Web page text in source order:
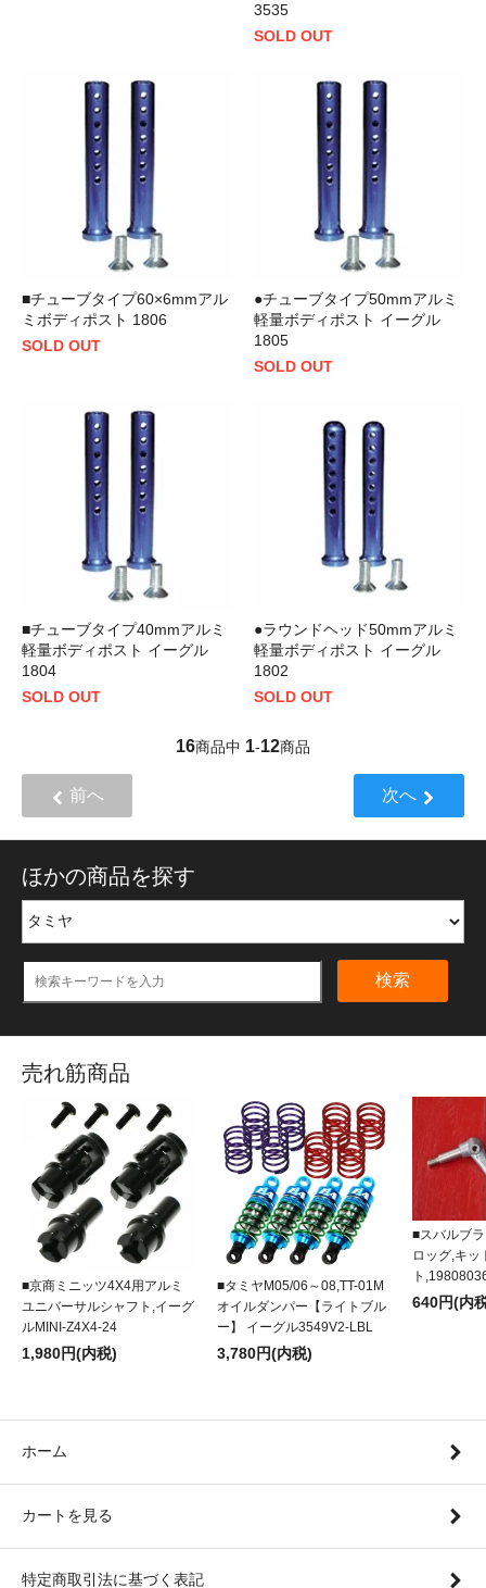
3535
SOLD OUT
■チューブタイプ60×6mmアル
ミボディポスト 1806
SOLD OUT
●チューブタイプ50mmアルミ
軽量ボディポスト イーグル
1805
SOLD OUT
■チューブタイプ40mmアルミ
軽量ボディポスト イーグル
1804
SOLD OUT
●ラウンドヘッド50mmアルミ
軽量ボディポスト イーグル
1802
SOLD OUT
16商品中 1-12商品
前へ 次へ
ほかの商品を探す
検索
売れ筋商品
■京商ミニッツ4X4用アルミ
ユニバーサルシャフト,イーグ
ルMINI-Z4X4-24
1,980円(内税)
■タミヤM05/06～08,TT-01M
オイルダンパー【ライトブル
ー】 イーグル3549V2-LBL
3,780円(内税)
■スバルブ
ロッグ,キッ
ト
640円(内
ホーム
カートを見る
特定商取引法に基づく表記